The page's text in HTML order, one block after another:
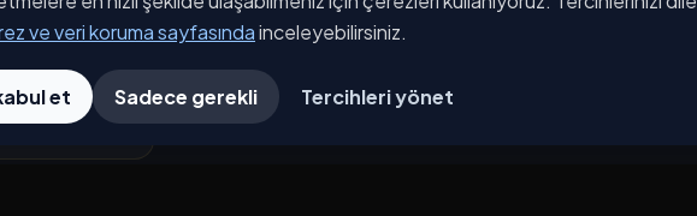
ve veri koruma sayfasındainceleyebilirsiniz.
et Sadece gerekli Tercihleri yönet